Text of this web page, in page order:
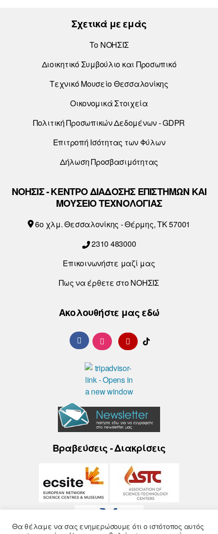
Σχετικά με εμάς
Το ΝΟΗΣΙΣ
Διοικητικό Συμβούλιο και Προσωπικό
Τεχνικό Μουσείο Θεσσαλονίκης
Οικονομικά Στοιχεία
Πολιτική Προσωπικών Δεδομένων - GDPR
Επιτροπή Ισότητας των Φύλων
Δήλωση Προσβασιμότητας
ΝΟΗΣΙΣ - ΚΕΝΤΡΟ ΔΙΑΔΟΣΗΣ ΕΠΙΣΤΗΜΩΝ ΚΑΙ
ΜΟΥΣΕΙΟ ΤΕΧΝΟΛΟΓΙΑΣ
6o χλμ. Θεσσαλονίκης - Θέρμης, ΤΚ 57001
2310 483000
Επικοινωνήστε μαζί μας
Πως να έρθετε στο ΝΟΗΣΙΣ
Ακολουθήστε μας εδώ
Βραβεύσεις - Διακρίσεις
Θα θέλαμε να σας ενημερώσουμε ότι ο ιστότοπος αυτός